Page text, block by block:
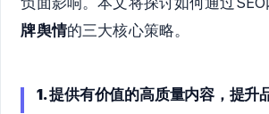
牌舆情的三大核心策略。
1. 提供有价值的高质量内容，提升